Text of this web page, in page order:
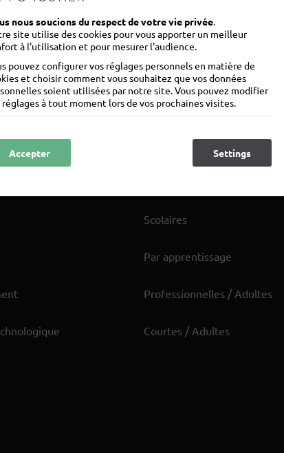
RÉCEPTION DE VOTRE RÉCLAMATION ET VOUS APPORTERA
Scolaires
Par apprentissage
Professionnelles / Adultes
Courtes / Adultes
nous soucions du respect de votre vie privée
site utilise des cookies pour vous apporter un meilleur
à l'utilisation et pour mesurer l'audience.
pouvez configurer vos réglages personnels en matière de
et choisir comment vous souhaitez que vos données
soient utilisées par notre site. Vous pouvez modifier
réglages à tout moment lors de vos prochaines visites.
Accepter Settings